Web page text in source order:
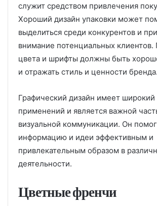
служит средством привлечения
Хороший дизайн упаковки может
выделиться среди конкурентов и
внимание потенциальных клиентов.
цвета и шрифты должны быть
и отражать стиль и ценности бренда.
Графический дизайн имеет широкий
применений и является важной
визуальной коммуникации. Он
информацию и идеи эффективным и
привлекательным образом в
деятельности.
Цветные френчи